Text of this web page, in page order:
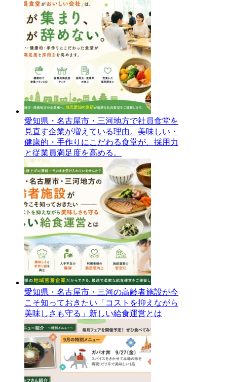
愛知県・名古屋市・三河地方で社員食堂を
見直す企業が増えている理由。美味しい・
健康的・手作りにこだわる食堂が、採用力
と従業員満足度を高める。
愛知県・名古屋市・三河の高齢者施設が今
こそ知っておきたい「コストを抑えながら
美味しさも守る」新しい給食運営とは